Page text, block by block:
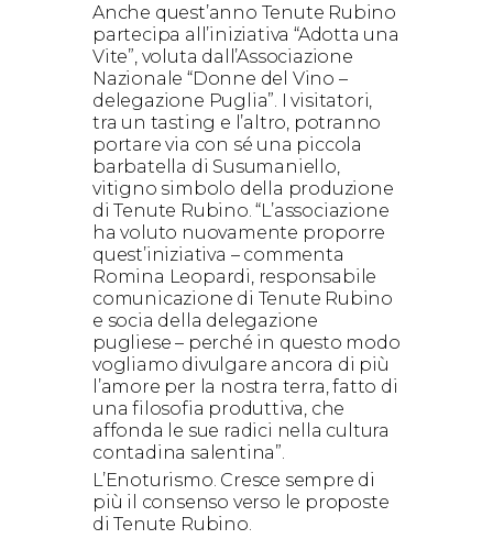
Anche quest’anno Tenute Rubino
partecipa all’iniziativa “Adotta una
Vite”, voluta dall’Associazione
Nazionale “Donne del Vino –
delegazione Puglia”. I visitatori,
tra un tasting e l’altro, potranno
portare via con sé una piccola
barbatella di Susumaniello,
vitigno simbolo della produzione
di Tenute Rubino. “L’associazione
ha voluto nuovamente proporre
quest’iniziativa – commenta
Romina Leopardi, responsabile
comunicazione di Tenute Rubino
e socia della delegazione
pugliese – perché in questo modo
vogliamo divulgare ancora di più
l’amore per la nostra terra, fatto di
una filosofia produttiva, che
affonda le sue radici nella cultura
contadina salentina”.
L’Enoturismo. Cresce sempre di
più il consenso verso le proposte
di Tenute Rubino.